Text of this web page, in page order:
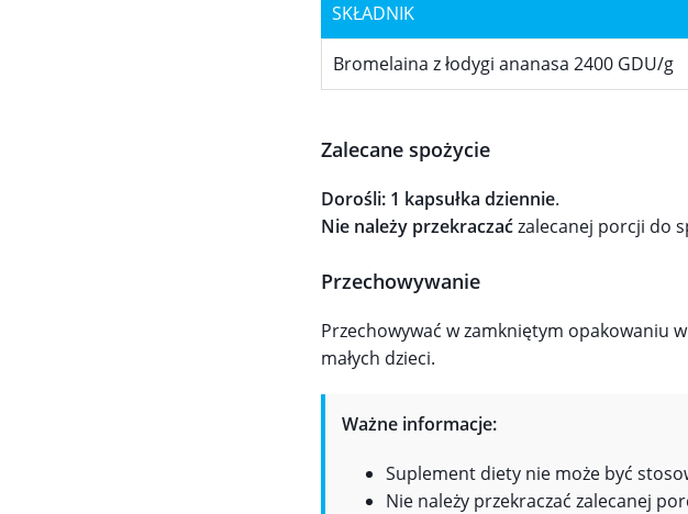
SKŁADNIK
Bromelaina z łodygi ananasa 2400 GDU/g
Zalecane spożycie
Dorośli: 1 kapsułka dziennie.
Nie należy przekraczaćzalecanej porcji do
Przechowywanie
Przechowywać w zamkniętym opakowaniu
małych dzieci.
Ważne informacje:
Suplement diety nie może być
Nie należy przekraczać zalecanej